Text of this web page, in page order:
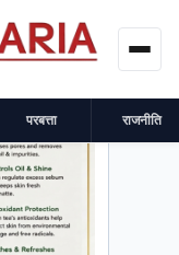
परबत्ता राजनीति
×